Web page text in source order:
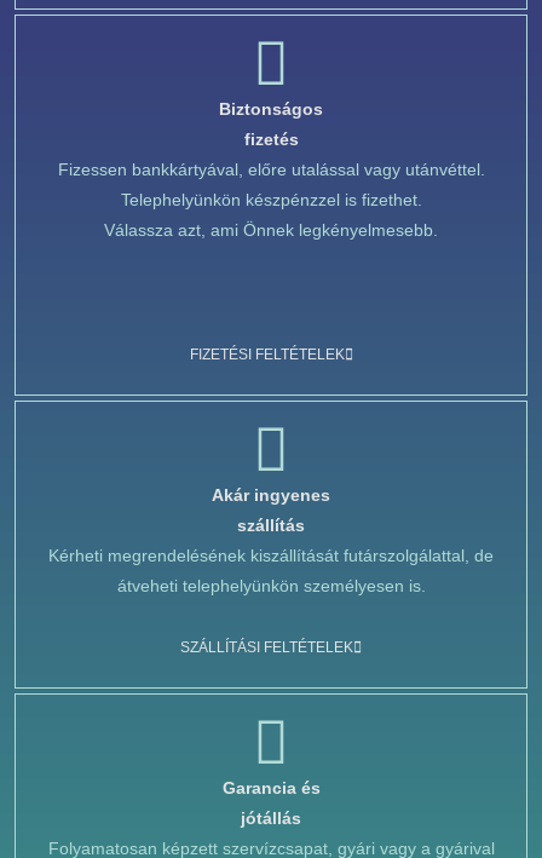
Biztonságos
fizetés
Fizessen bankkártyával, előre utalással vagy utánvéttel.
Telephelyünkön készpénzzel is fizethet.
Válassza azt, ami Önnek legkényelmesebb.
FIZETÉSI FELTÉTELEK
Akár ingyenes
szállítás
Kérheti megrendelésének kiszállítását futárszolgálattal, de
átveheti telephelyünkön személyesen is.
SZÁLLÍTÁSI FELTÉTELEK
Garancia és
jótállás
Folyamatosan képzett szervízcsapat, gyári vagy a gyárival